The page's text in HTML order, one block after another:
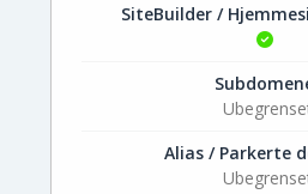
SiteBuilder /
Alias / Parkerte